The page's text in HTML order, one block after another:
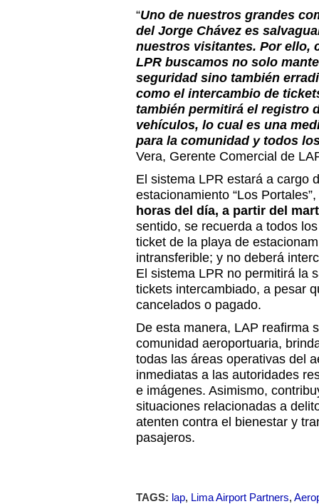
“Uno de nuestros grandes
del Jorge Chávez es
nuestros visitantes. Por ello,
LPR buscamos no solo
seguridad sino también
como el intercambio de
también permitirá el registro
vehículos, lo cual es una
para la comunidad y todos
Vera, Gerente Comercial de
El sistema LPR estará a cargo
estacionamiento “Los
horas del día, a partir del
sentido, se recuerda a todos
ticket de la playa de
intransferible; y no deberá
El sistema LPR no permitirá la
tickets intercambiado, a pesar
cancelados o pagado.
De esta manera, LAP reafirma
comunidad aeroportuaria,
todas las áreas operativas del
inmediatas a las autoridades
e imágenes. Asimismo,
situaciones relacionadas a
atenten contra el bienestar y
pasajeros.
TAGS: lap, Lima Airport Partners,